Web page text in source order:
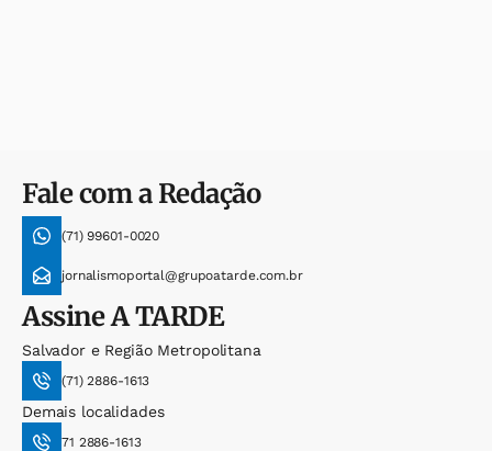
Fale com a Redação
(71) 99601-0020
jornalismoportal@grupoatarde.com.br
AssineA TARDE
Salvador e Região Metropolitana
(71) 2886-1613
Demais localidades
71 2886-1613